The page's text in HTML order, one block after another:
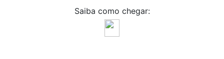
Saiba como chegar: